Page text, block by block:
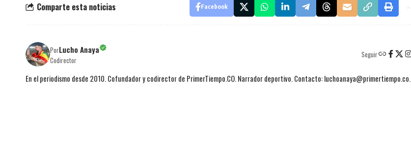
Comparte esta noticias Facebook
PorLucho Anaya
Codirector
Seguir
En el periodismo desde 2010. Cofundador y codirector de PrimerTiempo.CO. Narrador deportivo. Contacto: luchoanaya@primertiempo.co.